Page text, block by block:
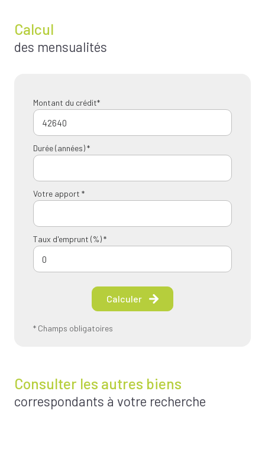
Calcul
des mensualités
Montant du crédit*
Durée (années) *
Votre apport *
Taux d'emprunt (%) *
Calculer
* Champs obligatoires
Consulter les autres biens
correspondants à votre recherche